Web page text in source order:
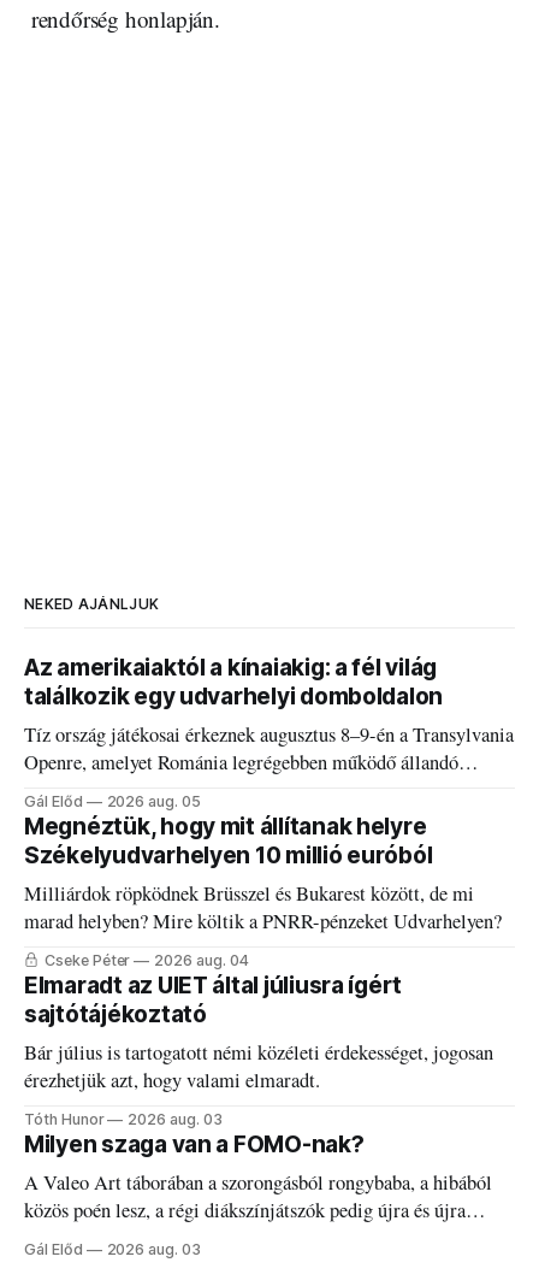
rendőrség honlapján.
NEKED AJÁNLJUK
Az amerikaiaktól a kínaiakig: a fél világ
találkozik egy udvarhelyi domboldalon
Tíz ország játékosai érkeznek augusztus 8–9-én a Transylvania
Openre, amelyet Románia legrégebben működő állandó
discgolfpályáján rendeznek meg.
Gál Előd 2026 aug. 05
Megnéztük, hogy mit állítanak helyre
Székelyudvarhelyen 10 millió euróból
Milliárdok röpködnek Brüsszel és Bukarest között, de mi
marad helyben? Mire költik a PNRR-pénzeket Udvarhelyen?
Cseke Péter 2026 aug. 04
Elmaradt az UIET által júliusra ígért
sajtótájékoztató
Bár július is tartogatott némi közéleti érdekességet, jogosan
érezhetjük azt, hogy valami elmaradt.
Tóth Hunor 2026 aug. 03
Milyen szaga van a FOMO-nak?
A Valeo Art táborában a szorongásból rongybaba, a hibából
közös poén lesz, a régi diákszínjátszók pedig újra és újra
visszatalálnak egymáshoz.
Gál Előd 2026 aug. 03